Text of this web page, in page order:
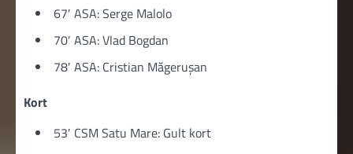
67′ ASA: Serge Malolo
70′ ASA: Vlad Bogdan
78′ ASA: Cristian Măgerușan
Kort
53′ CSM Satu Mare: Gult kort